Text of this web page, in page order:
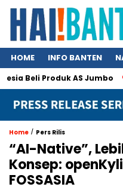
HOME INFO BANTEN
Beli Produk AS Jumbo
Home / Pers Rilis
“AI-Native”,
Konsep:
FOSSASIA